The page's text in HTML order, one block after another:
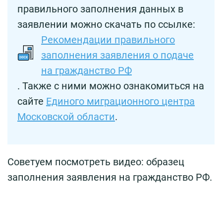
правильного заполнения данных в
заявлении можно скачать по ссылке:
Рекомендации правильного
заполнения заявления о подаче
на гражданство РФ
. Также с ними можно ознакомиться на
сайте Единого миграционного центра
Московской области.
Советуем посмотреть видео: образец
заполнения заявления на гражданство РФ.